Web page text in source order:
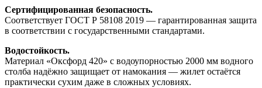
Сертифицированная безопасность.
Соответствует ГОСТ Р 58108 2019 — гарантированная защита
в соответствии с государственными стандартами.
Водостойкость.
Материал «Оксфорд 420» с водоупорностью 2000 мм водного
столба надёжно защищает от намокания — жилет остаётся
практически сухим даже в сложных условиях.